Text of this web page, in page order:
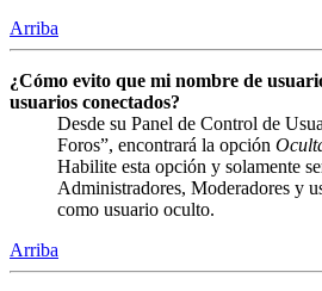
Arriba
¿Cómo evito que mi nombre de
usuarios conectados?
Desde su Panel de Control de
Foros”, encontrará la opción
Habilite esta opción y solamente
Administradores, Moderadores y
como usuario oculto.
Arriba